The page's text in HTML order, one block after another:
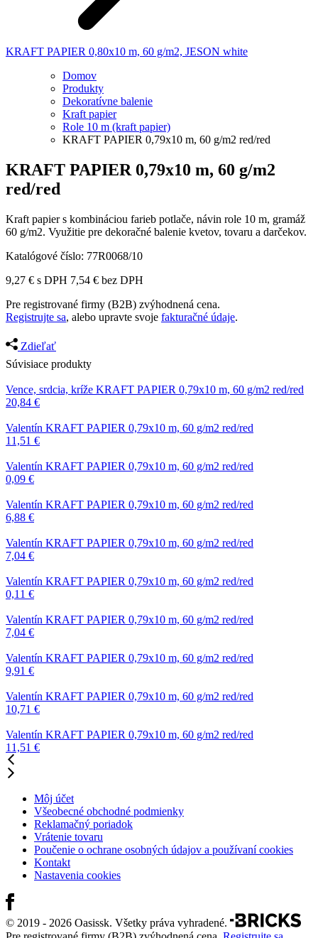
KRAFT PAPIER 0,80x10 m, 60 g/m2, JESON white
Domov
Produkty
Dekoratívne balenie
Kraft papier
Role 10 m (kraft papier)
KRAFT PAPIER 0,79x10 m, 60 g/m2 red/red
KRAFT PAPIER 0,79x10 m, 60 g/m2
red/red
Kraft papier s kombináciou farieb potlače, návin role 10 m, gramáž
60 g/m2. Využitie pre dekoračné balenie kvetov, tovaru a darčekov.
Katalógové číslo: 77R0068/10
9,27 € s DPH 7,54 € bez DPH
Pre registrované firmy (B2B) zvýhodnená cena.
Registrujte sa, alebo upravte svoje fakturačné údaje.
Zdieľať
Súvisiace produkty
Vence, srdcia, kríže KRAFT PAPIER 0,79x10 m, 60 g/m2 red/red
20,84 €
Valentín KRAFT PAPIER 0,79x10 m, 60 g/m2 red/red
11,51 €
Valentín KRAFT PAPIER 0,79x10 m, 60 g/m2 red/red
0,09 €
Valentín KRAFT PAPIER 0,79x10 m, 60 g/m2 red/red
6,88 €
Valentín KRAFT PAPIER 0,79x10 m, 60 g/m2 red/red
7,04 €
Valentín KRAFT PAPIER 0,79x10 m, 60 g/m2 red/red
0,11 €
Valentín KRAFT PAPIER 0,79x10 m, 60 g/m2 red/red
7,04 €
Valentín KRAFT PAPIER 0,79x10 m, 60 g/m2 red/red
9,91 €
Valentín KRAFT PAPIER 0,79x10 m, 60 g/m2 red/red
10,71 €
Valentín KRAFT PAPIER 0,79x10 m, 60 g/m2 red/red
11,51 €
Môj účet
Všeobecné obchodné podmienky
Reklamačný poriadok
Vrátenie tovaru
Poučenie o ochrane osobných údajov a používaní cookies
Kontakt
Nastavenia cookies
© 2019 - 2026 Oasissk. Všetky práva vyhradené.